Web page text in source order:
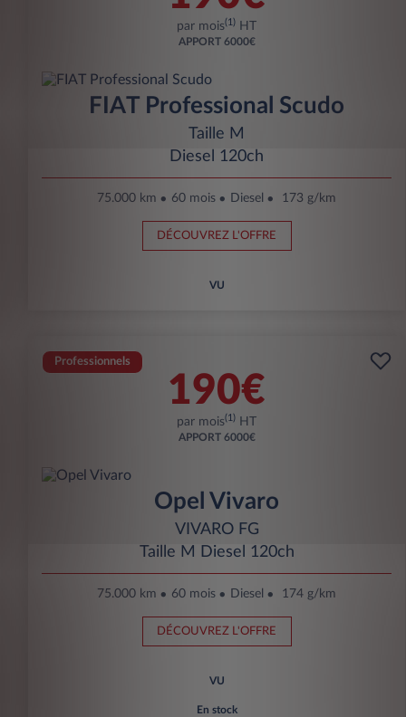
par mois(1) HT
APPORT 6000€
FIAT Professional Scudo
Taille M
Diesel 120ch
75.000 km 60 mois Diesel 173 g/km
DÉCOUVREZ L'OFFRE
VU
Professionnels
190€
par mois(1) HT
APPORT 6000€
Opel Vivaro
VIVARO FG
Taille M Diesel 120ch
75.000 km 60 mois Diesel 174 g/km
DÉCOUVREZ L'OFFRE
VU
En stock